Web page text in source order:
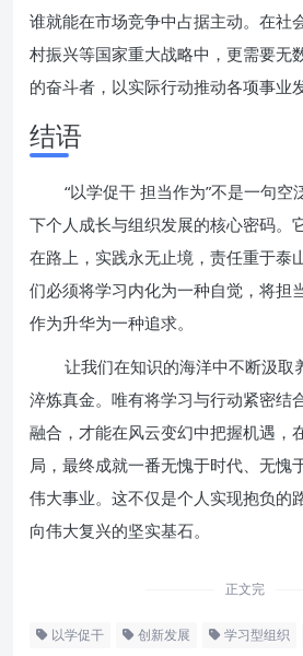
谁就能在市场竞争中占据主动。在社
村振兴等国家重大战略中，更需要无
的奋斗者，以实际行动推动各项事业发
结语
“以学促干 担当作为”不是一句
下个人成长与组织发展的核心密码。
在路上，实践永无止境，责任重于泰
们必须将学习内化为一种自觉，将担
作为升华为一种追求。
让我们在知识的海洋中不断汲取
淬炼真金。唯有将学习与行动紧密结
融合，才能在风云变幻中把握机遇，
局，最终成就一番无愧于时代、无愧
伟大事业。这不仅是个人实现抱负的
向伟大复兴的坚实基石。
正文完
以学促干 创新发展 学习型组织